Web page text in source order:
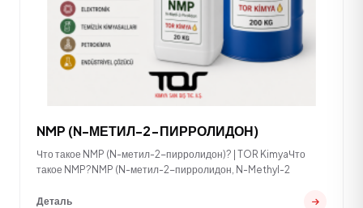
NMP (N-МЕТИЛ-2-ПИРРОЛИДОН)
Что такое NMP (N-метил-2-пирролидон)? | TOR KimyaЧто
такое NMP?NMP (N-метил-2-пирролидон, N-Methyl-2
Деталь